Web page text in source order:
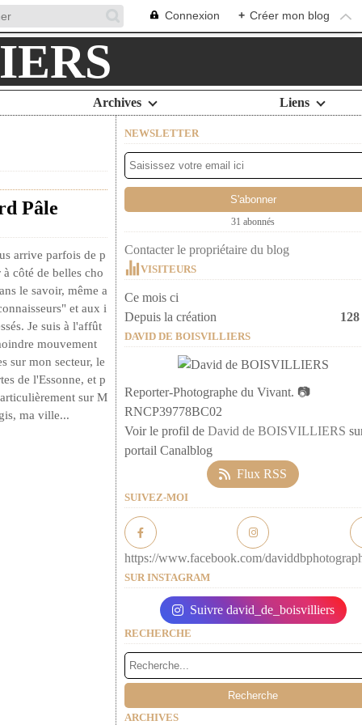
Connexion + Créer mon blog
Archives Liens
Pâle
arrive parfois de p
à côté de belles cho
le savoir, même a
et aux i
Je suis à l'affût
mouvement
sur mon secteur, le
de l'Essonne, et p
sur M
ma ville...
NEWSLETTER
31 abonnés
Contacter le propriétaire du blog
VISITEURS
Ce mois ci
Depuis la création
DAVID DE BOISVILLIERS
Reporter-Photographe du Vivant. 📷
RNCP39778BC02
Voir le profil de David de BOISVILLIERS
portail Canalblog
Flux RSS
SUIVEZ-MOI
https://www.facebook.com/
SUR INSTAGRAM
Suivre david_de_boisvilliers
RECHERCHE
ARCHIVES